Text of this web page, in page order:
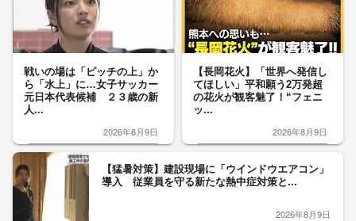
戦いの場は「ピッチの上」か
ら「水上」に…女子サッカー
元日本代表候補 ２３歳の新
人...
2026年8月9日
【長岡花火】「世界へ発信し
てほしい」平和願う2万発超
の花火が観客魅了！“フェニ
ッ...
2026年8月9日
【猛暑対策】建設現場に「ウインドウエアコン」
導入 従業員を守る新たな熱中症対策と...
2026年8月9日